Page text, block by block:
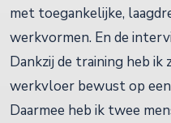
met toegankelijke,
werkvormen. En de
Dankzij de training heb ik
werkvloer bewust op
Daarmee heb ik twee